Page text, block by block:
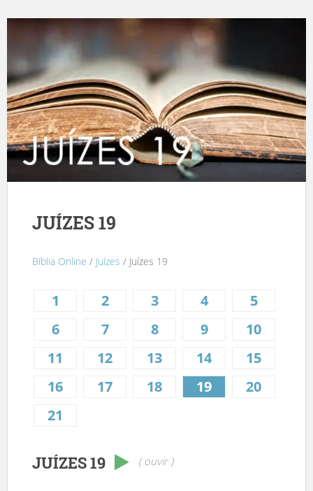
JUÍZES 19
Bíblia Online / Juízes / Juízes 19
1 2 3 4
5
6
7 8 9
10
11
12 13 14
15
16
17 18 19
20
21
JUÍZES 19 ( ouvir )